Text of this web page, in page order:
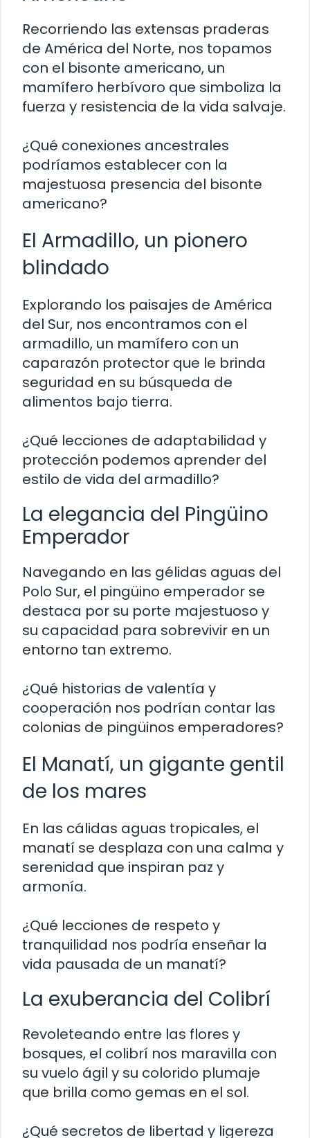
Recorriendo las extensas praderas
de América del Norte, nos topamos
con el bisonte americano, un
mamífero herbívoro que simboliza la
fuerza y resistencia de la vida salvaje.
¿Qué conexiones ancestrales
podríamos establecer con la
majestuosa presencia del bisonte
americano?
El Armadillo, un pionero
blindado
Explorando los paisajes de América
del Sur, nos encontramos con el
armadillo, un mamífero con un
caparazón protector que le brinda
seguridad en su búsqueda de
alimentos bajo tierra.
¿Qué lecciones de adaptabilidad y
protección podemos aprender del
estilo de vida del armadillo?
La elegancia del Pingüino
Emperador
Navegando en las gélidas aguas del
Polo Sur, el pingüino emperador se
destaca por su porte majestuoso y
su capacidad para sobrevivir en un
entorno tan extremo.
¿Qué historias de valentía y
cooperación nos podrían contar las
colonias de pingüinos emperadores?
El Manatí, un gigante gentil
de los mares
En las cálidas aguas tropicales, el
manatí se desplaza con una calma y
serenidad que inspiran paz y
armonía.
¿Qué lecciones de respeto y
tranquilidad nos podría enseñar la
vida pausada de un manatí?
La exuberancia del Colibrí
Revoleteando entre las flores y
bosques, el colibrí nos maravilla con
su vuelo ágil y su colorido plumaje
que brilla como gemas en el sol.
¿Qué secretos de libertad y ligereza